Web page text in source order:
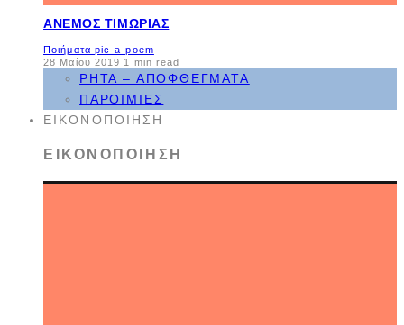
ΆΝΕΜΟΣ ΤΙΜΩΡΊΑΣ
Ποιήματα pic-a-poem
28 Μαΐου 2019 1 min read
ΡΗΤΆ – ΑΠΟΦΘΈΓΜΑΤΑ
ΠΑΡΟΙΜΊΕΣ
ΕΙΚΟΝΟΠΟΊΗΣΗ
ΕΙΚΟΝΟΠΟΊΗΣΗ